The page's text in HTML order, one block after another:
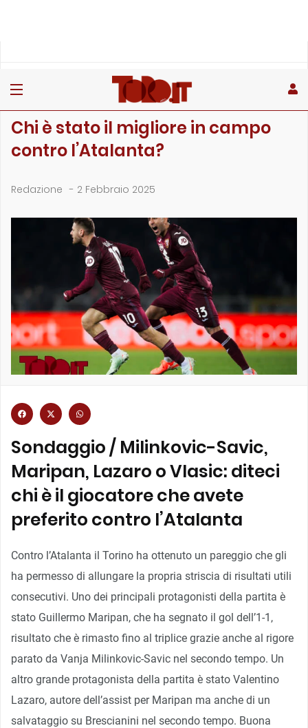
Chi è stato il migliore in campo
contro l’Atalanta?
Redazione - 2 Febbraio 2025
Sondaggio / Milinkovic-Savic,
Maripan, Lazaro o Vlasic: diteci
chi è il giocatore che avete
preferito contro l’Atalanta
Contro l’Atalanta il Torino ha ottenuto un pareggio che gli
ha permesso di allungare la propria striscia di risultati utili
consecutivi. Uno dei principali protagonisti della partita è
stato Guillermo Maripan, che ha segnato il gol dell’1-1,
risultato che è rimasto fino al triplice grazie anche al rigore
parato da Vanja Milinkovic-Savic nel secondo tempo. Un
altro grande protagonista della partita è stato Valentino
Lazaro, autore dell’assist per Maripan ma anche di un
salvataggio su Brescianini nel secondo tempo. Buona